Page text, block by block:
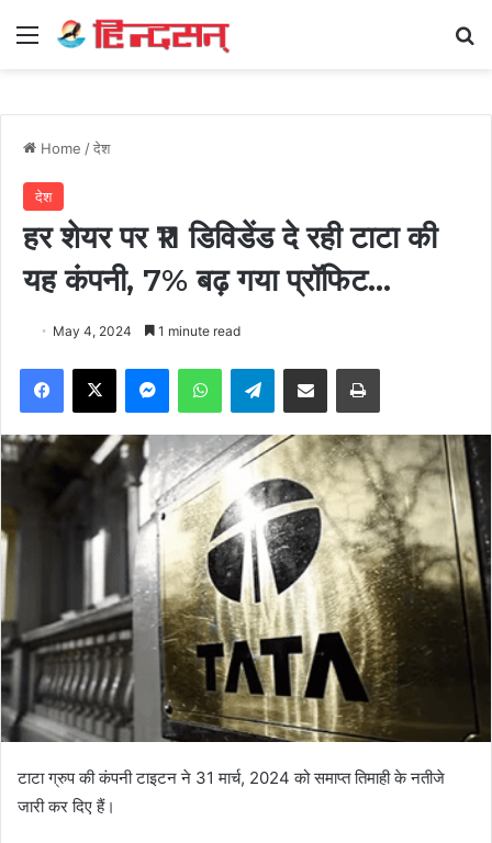
Menu
Home /देश
देश
हर शेयर पर ₹11 डिविडेंड दे रही टाटा की
यह कंपनी, 7% बढ़ गया प्रॉफिट…
May 4, 2024 1 minute read
Facebook
X MessengerWhatsAppTelegramShare via Email Print
टाटा ग्रुप की कंपनी टाइटन ने 31 मार्च, 2024 को समाप्त तिमाही के नतीजे
जारी कर दिए हैं।